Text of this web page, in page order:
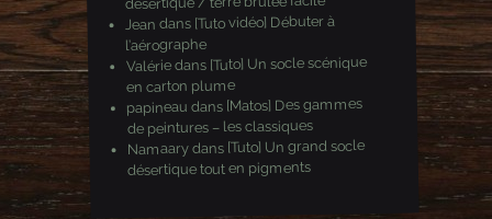
Jean dans [Tuto vidéo] Débuter à
l’aérographe
Valériedans [Tuto] Un socle scénique
en carton plume
papineau dans [Matos] Des gammes
de peintures – les classiques
Namaarydans [Tuto] Un grand socle
désertique tout en pigments